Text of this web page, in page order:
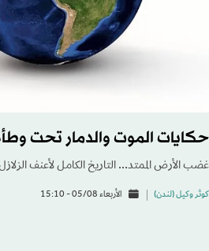
حكايات الموت والدمار تحت وطأة
غضب الأرض الممتد... التاريخ الكامل لأعنف
كوثر وكيل (لندن) الأربعاء 05/08 - 15:10